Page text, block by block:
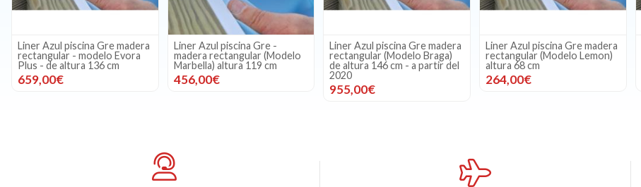
Liner Azul piscina Gre madera
rectangular - modelo Evora
Plus - de altura 136 cm
659,00€
Liner Azul piscina Gre -
madera rectangular (Modelo
Marbella) altura 119 cm
456,00€
Liner Azul piscina Gre madera
rectangular (Modelo Braga)
de altura 146 cm - a partir del
2020
955,00€
Liner Azul piscina Gre madera
rectangular (Modelo Lemon)
altura 68 cm
264,00€